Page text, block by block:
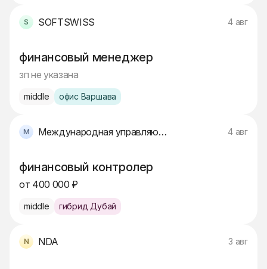
SOFTSWISS 4 авг
финансовый менеджер
зп не указана
middle офис Варшава
Международная управляющая компания 4 авг
финансовый контролер
от 400 000 ₽
middle гибрид Дубай
NDA 3 авг